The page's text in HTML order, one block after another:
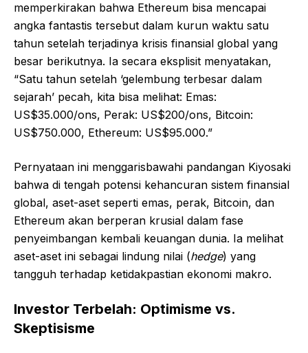
memperkirakan bahwa Ethereum bisa mencapai
angka fantastis tersebut dalam kurun waktu satu
tahun setelah terjadinya krisis finansial global yang
besar berikutnya. Ia secara eksplisit menyatakan,
“Satu tahun setelah ‘gelembung terbesar dalam
sejarah’ pecah, kita bisa melihat: Emas:
US$35.000/ons, Perak: US$200/ons, Bitcoin:
US$750.000, Ethereum: US$95.000.”
Pernyataan ini menggarisbawahi pandangan Kiyosaki
bahwa di tengah potensi kehancuran sistem finansial
global, aset-aset seperti emas, perak, Bitcoin, dan
Ethereum akan berperan krusial dalam fase
penyeimbangan kembali keuangan dunia. Ia melihat
aset-aset ini sebagai lindung nilai (hedge) yang
tangguh terhadap ketidakpastian ekonomi makro.
Investor Terbelah: Optimisme vs.
Skeptisisme